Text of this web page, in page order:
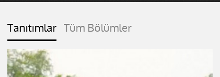
Tanıtımlar Tüm Bölümler